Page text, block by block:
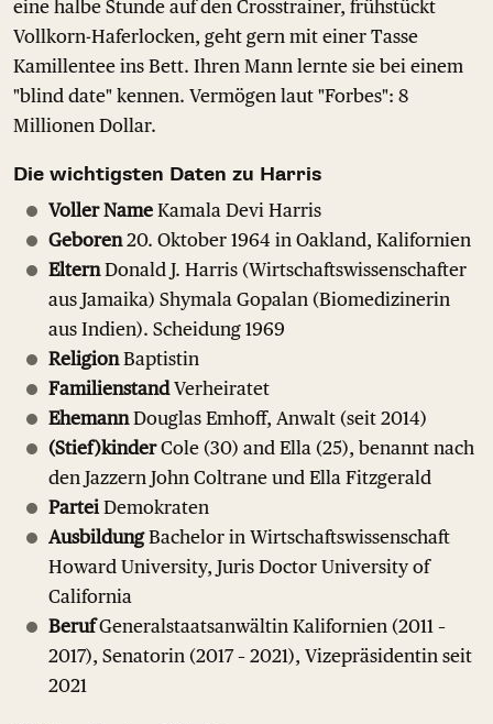
eine halbe Stunde auf den Crosstrainer, frühstückt
Vollkorn-Haferlocken, geht gern mit einer Tasse
Kamillentee ins Bett. Ihren Mann lernte sie bei einem
"blind date" kennen. Vermögen laut "Forbes": 8
Millionen Dollar.
Die wichtigsten Daten zu Harris
Voller Name Kamala Devi Harris
Geboren20. Oktober 1964 in Oakland, Kalifornien
ElternDonald J. Harris (Wirtschaftswissenschafter
aus Jamaika) Shymala Gopalan (Biomedizinerin
aus Indien). Scheidung 1969
ReligionBaptistin
Familienstand Verheiratet
EhemannDouglas Emhoff, Anwalt (seit 2014)
(Stief)kinderCole (30) and Ella (25), benannt nach
den Jazzern John Coltrane und Ella Fitzgerald
Partei Demokraten
AusbildungBachelor in Wirtschaftswissenschaft
Howard University, Juris Doctor University of
California
BerufGeneralstaatsanwältin Kalifornien (2011 –
2017), Senatorin (2017 – 2021), Vizepräsidentin seit
2021